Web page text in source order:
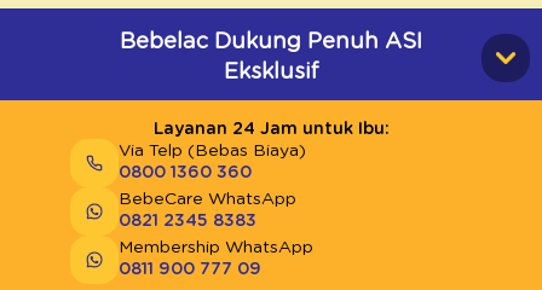
Bebelac Dukung Penuh ASI
Eksklusif
Layanan 24 Jam untuk Ibu:
Via Telp (Bebas Biaya)
0800 1360 360
BebeCare WhatsApp
0821 2345 8383
Membership WhatsApp
0811 900 777 09